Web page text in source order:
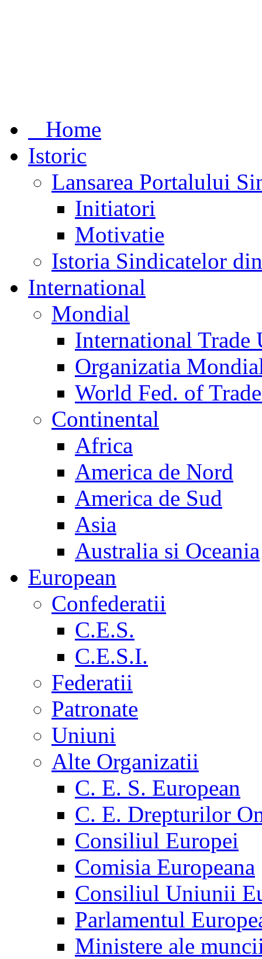
Home
Istoric
Lansarea Portalului
Initiatori
Motivatie
Istoria Sindicatelor
International
Mondial
International Trade
Organizatia
World Fed. of
Continental
Africa
America de Nord
America de Sud
Asia
Australia si Oceania
European
Confederatii
C.E.S.
C.E.S.I.
Federatii
Patronate
Uniuni
Alte Organizatii
C. E. S. European
C. E. Drepturilor
Consiliul Europei
Comisia Europeana
Consiliul Uniunii
Parlamentul
Ministere ale